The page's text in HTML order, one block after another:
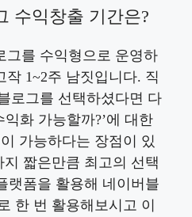
수익창출 기간은?
그를 수익형으로 운영하
작 1~2주 남짓입니다. 직
로그를 선택하셨다면 다
화 가능할까?’에 대한
가능하다는 장점이 있
짧은만큼 최고의 선택
랫폼을 활용해 네이버블
한 번 활용해보시고 이